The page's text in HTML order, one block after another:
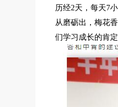
历经2天，每天7
从磨砺出，梅花
们学习成长的肯定